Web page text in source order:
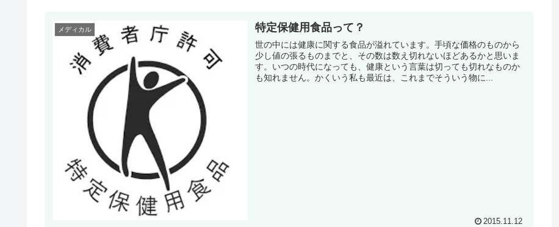
メディカル 特定保健用食品って？
世の中には健康に関する食品が溢れています。手頃な価格のものから
少し値の張るものまでと、その数は数え切れないほどあるかと思いま
す。いつの時代になっても、健康という言葉は切っても切れなものか
も知れません。かくいう私も最近は、これまでそういう物に...
2015.11.12